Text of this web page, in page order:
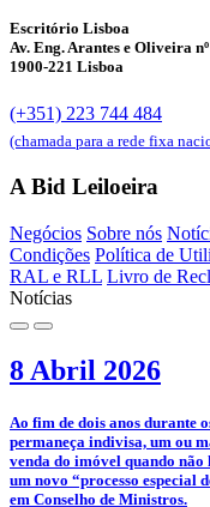
Escritório Lisboa
Av. Eng. Arantes e Oliveira
1900-221 Lisboa
(+351) 223 744 484
(chamada para a rede fixa
A Bid Leiloeira
Negócios Sobre nós
Condições Política de
RAL e RLL Livro de
Notícias
8 Abril 2026
­Ao fim de dois anos durante
permaneça indivisa, um ou
venda do imóvel quando não
um novo “processo especial
em Conselho de Ministros.